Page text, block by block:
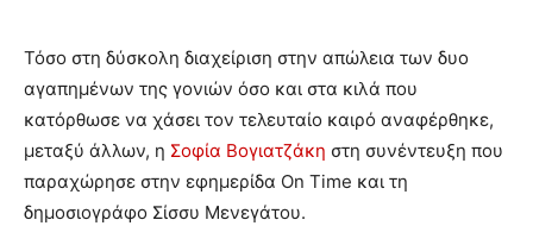
Τόσο στη δύσκολη διαχείριση στην απώλεια των δυο
αγαπημένων της γονιών όσο και στα κιλά που
κατόρθωσε να χάσει τον τελευταίο καιρό αναφέρθηκε,
μεταξύ άλλων, η Σοφία Βογιατζάκη στη συνέντευξη που
παραχώρησε στην εφημερίδα On Time και τη
δημοσιογράφο Σίσσυ Μενεγάτου.